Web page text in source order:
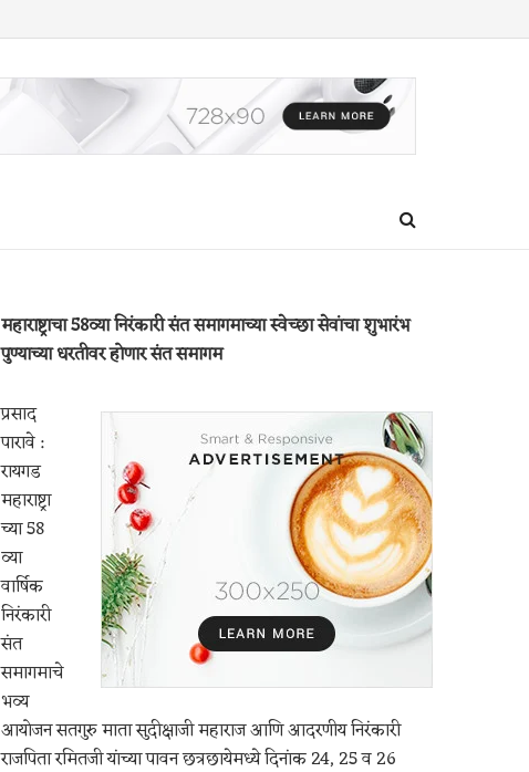
महाराष्ट्राचा 58व्या निरंकारी संत समागमाच्या स्वेच्छा सेवांचा शुभारंभ
पुण्याच्या धरतीवर होणार संत समागम
प्रसाद
पारावे :
रायगड
महाराष्ट्रा
च्या 58
व्या
वार्षिक
निरंकारी
संत
समागमाचे
भव्य
आयोजन सतगुरु माता सुदीक्षाजी महाराज आणि आदरणीय निरंकारी
राजपिता रमितजी यांच्या पावन छत्रछायेमध्ये दिनांक 24, 25 व 26